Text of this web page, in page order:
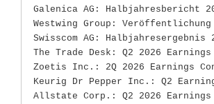
Galenica AG: Halbjahresbericht
Westwing Group:
Swisscom AG: Halbjahresergebnis
The Trade Desk: Q2 2026
Zoetis Inc.: 2Q 2026 Earnings
Keurig Dr Pepper Inc.: Q2
Allstate Corp.: Q2 2026 Earnings